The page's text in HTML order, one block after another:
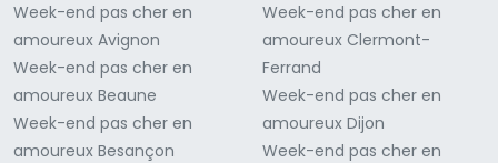
Week-end pas cher en
amoureux Avignon
Week-end pas cher en
amoureux Beaune
Week-end pas cher en
amoureux Besançon
Week-end pas cher en
amoureux Clermont-
Ferrand
Week-end pas cher en
amoureux Dijon
Week-end pas cher en